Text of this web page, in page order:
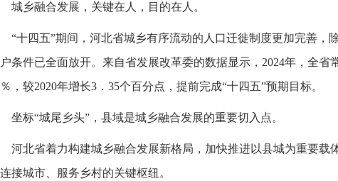
城乡融合发展，关键在人，目的在人。
“十四五”期间，河北省城乡有序流动的人口迁徙制度更加完善，
条件已全面放开。来自省发展改革委的数据显示，2024年，全省
，较2020年增长3．35个百分点，提前完成“十四五”预期目标。
坐标“城尾乡头”，县域是城乡融合发展的重要切入点。
河北省着力构建城乡融合发展新格局，加快推进以县城为重要载
接城市、服务乡村的关键枢纽。